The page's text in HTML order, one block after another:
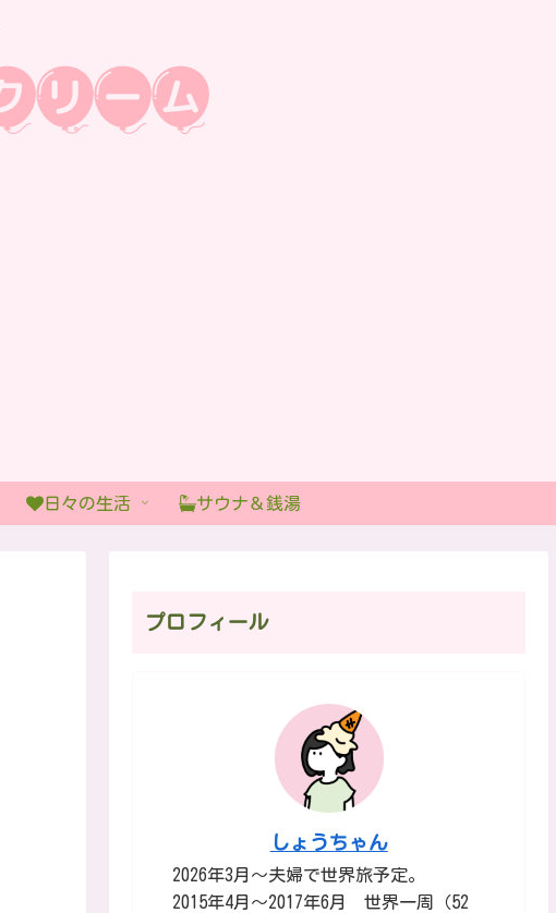
日々の生活 サウナ＆銭湯
プロフィール
しょうちゃん
2026年3月～夫婦で世界旅予定。
2015年4月～2017年6月 世界一周（52